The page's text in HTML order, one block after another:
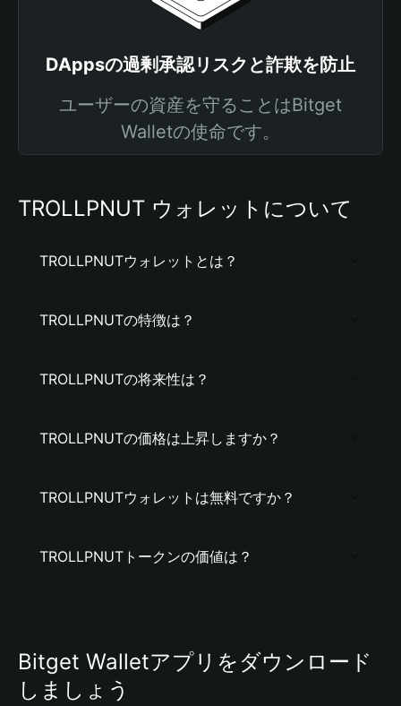
DAppsの過剰承認リスクと詐欺を防止
ユーザーの資産を守ることはBitget
Walletの使命です。
TROLLPNUT ウォレットについて
TROLLPNUTウォレットとは？
TROLLPNUTの特徴は？
TROLLPNUTの将来性は？
TROLLPNUTの価格は上昇しますか？
TROLLPNUTウォレットは無料ですか？
TROLLPNUTトークンの価値は？
Bitget Walletアプリをダウンロード
しましょう